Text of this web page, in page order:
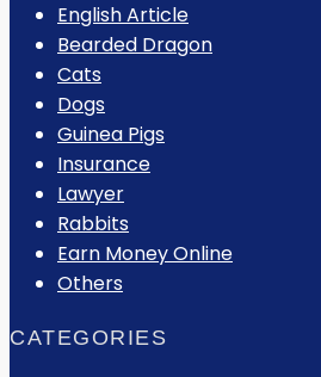
English Article
Bearded Dragon
Cats
Dogs
Guinea Pigs
Insurance
Lawyer
Rabbits
Earn Money Online
Others
CATEGORIES